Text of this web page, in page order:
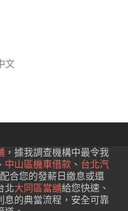
文
，據我調查機構中最令我
中山區機車借款 、 台北汽
合您的發薪日繳息或還
北大同區當舖給您快速、
息的典當流程，安全可靠